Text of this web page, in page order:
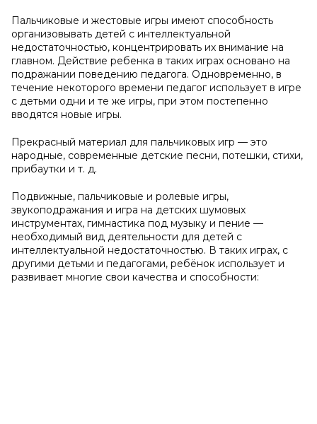
Пальчиковые и жестовые игры имеют способность
организовывать детей с интеллектуальной
недостаточностью, концентрировать их внимание на
главном. Действие ребенка в таких играх основано на
подражании поведению педагога. Одновременно, в
течение некоторого времени педагог использует в игре
с детьми одни и те же игры, при этом постепенно
вводятся новые игры.
Прекрасный материал для пальчиковых игр — это
народные, современные детские песни, потешки, стихи,
прибаутки и т. д.
Подвижные, пальчиковые и ролевые игры,
звукоподражания и игра на детских шумовых
инструментах, гимнастика под музыку и пение —
необходимый вид деятельности для детей с
интеллектуальной недостаточностью. В таких играх, с
другими детьми и педагогами, ребёнок использует и
развивает многие свои качества и способности: